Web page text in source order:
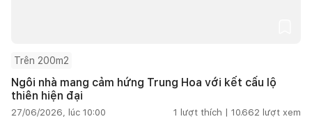
Trên 200m2
Ngôi nhà mang cảm hứng Trung Hoa với kết cấu lộ
thiên hiện đại
27/06/2026, lúc 10:00 1 lượt thích | 10.662 lượt xem